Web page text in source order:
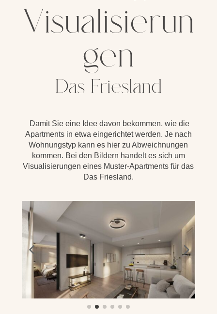
Visualisierun
gen
Das Friesland
Damit Sie eine Idee davon bekommen, wie die
Apartments in etwa eingerichtet werden. Je nach
Wohnungstyp kann es hier zu Abweichnungen
kommen. Bei den Bildern handelt es sich um
Visualisierungen eines Muster-Apartments für das
Das Friesland.